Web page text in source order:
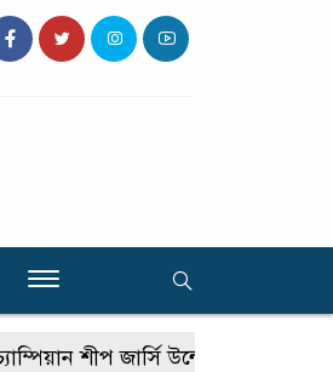
শীপ জার্সি উন্মোচন